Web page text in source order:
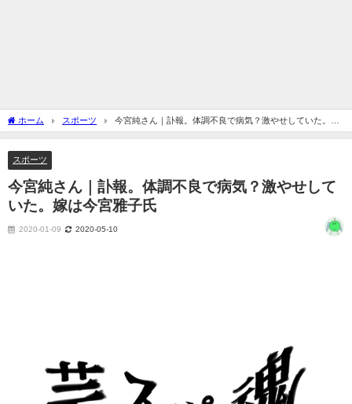
ホーム スポーツ
今宮純さん｜訃報。体調不良で病気？激やせしていた。嫁
は今宮雅子氏
スポーツ
今宮純さん｜訃報。体調不良で病気？激やせして
いた。嫁は今宮雅子氏
2020-01-09 2020-05-10